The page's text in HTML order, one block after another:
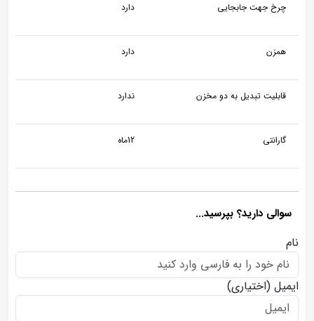
چرخ جهت جابجایی دارد
همزن دارد
قابلیت تبدیل به دو مخزن ندارد
گارانتی 12ماه
سوالی دارید؟ بپرسید...
نام
ایمیل (اختیاری)